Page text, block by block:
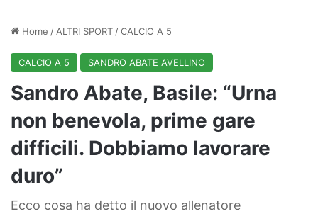
Home / ALTRI SPORT /CALCIO A 5
CALCIO A 5 SANDRO ABATE AVELLINO
Sandro Abate, Basile: “Urna
non benevola, prime gare
difficili. Dobbiamo lavorare
duro”
Ecco cosa ha detto il nuovo allenatore